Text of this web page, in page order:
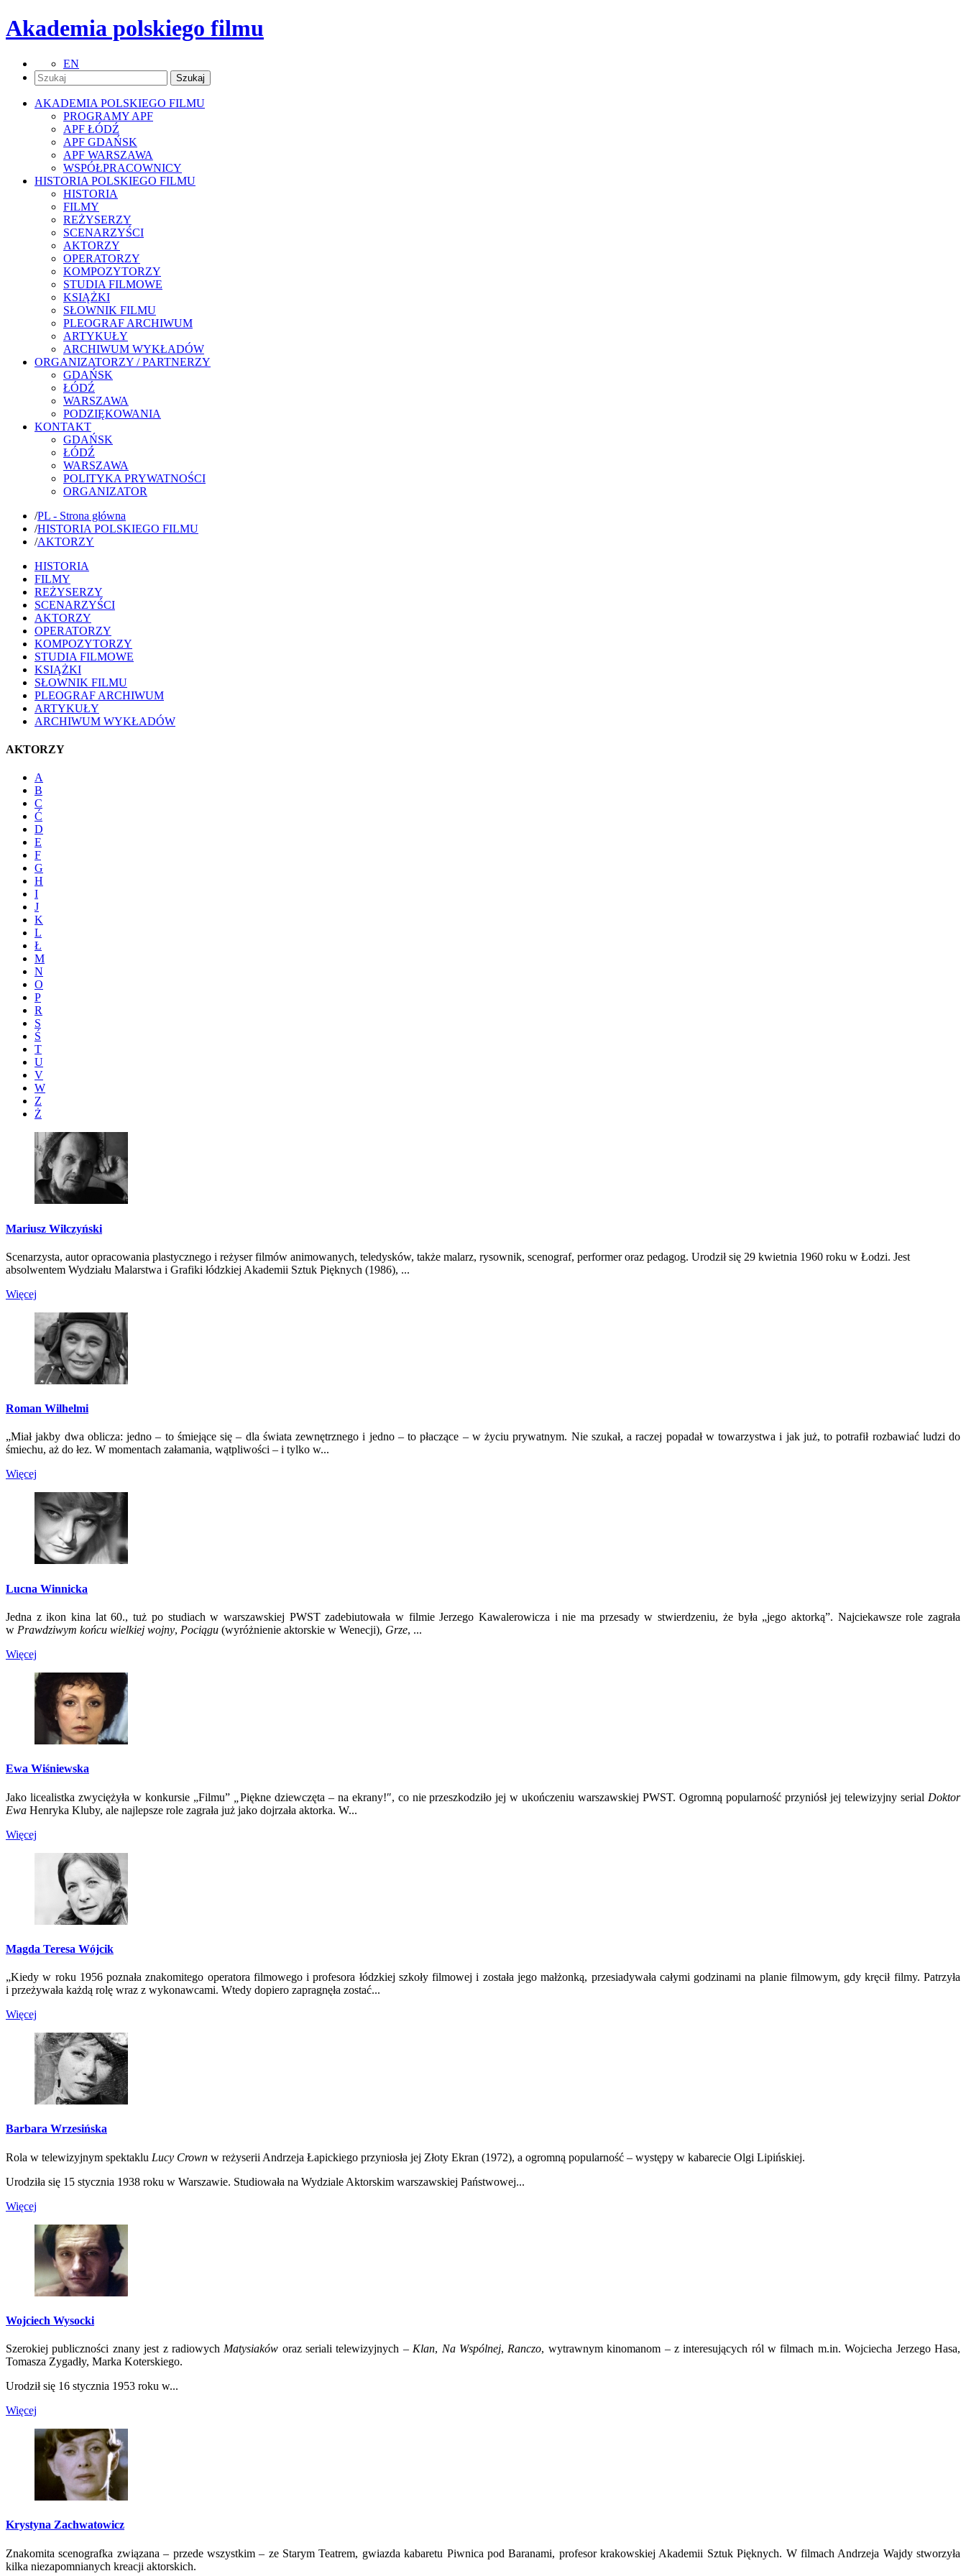
Akademia polskiego filmu
EN
AKADEMIA POLSKIEGO FILMU
PROGRAMY APF
APF ŁÓDŹ
APF GDAŃSK
APF WARSZAWA
WSPÓŁPRACOWNICY
HISTORIA POLSKIEGO FILMU
HISTORIA
FILMY
REŻYSERZY
SCENARZYŚCI
AKTORZY
OPERATORZY
KOMPOZYTORZY
STUDIA FILMOWE
KSIĄŻKI
SŁOWNIK FILMU
PLEOGRAF ARCHIWUM
ARTYKUŁY
ARCHIWUM WYKŁADÓW
ORGANIZATORZY / PARTNERZY
GDAŃSK
ŁÓDŹ
WARSZAWA
PODZIĘKOWANIA
KONTAKT
GDAŃSK
ŁÓDŹ
WARSZAWA
POLITYKA PRYWATNOŚCI
ORGANIZATOR
/PL - Strona główna
/HISTORIA POLSKIEGO FILMU
/AKTORZY
HISTORIA
FILMY
REŻYSERZY
SCENARZYŚCI
AKTORZY
OPERATORZY
KOMPOZYTORZY
STUDIA FILMOWE
KSIĄŻKI
SŁOWNIK FILMU
PLEOGRAF ARCHIWUM
ARTYKUŁY
ARCHIWUM WYKŁADÓW
AKTORZY
A
B
C
Ć
D
E
F
G
H
I
J
K
L
Ł
M
N
O
P
R
S
Ś
T
U
V
W
Z
Ż
Mariusz Wilczyński
Scenarzysta, autor opracowania plastycznego i reżyser filmów animowanych, teledysków, także malarz, rysownik, scenograf, performer oraz pedagog. Urodził się 29 kwietnia 1960 roku w Łodzi. Jest
absolwentem Wydziału Malarstwa i Grafiki łódzkiej Akademii Sztuk Pięknych (1986), ...
Więcej
Roman Wilhelmi
„Miał jakby dwa oblicza: jedno – to śmiejące się – dla świata zewnętrznego i jedno – to płaczące – w życiu prywatnym. Nie szukał, a raczej popadał w towarzystwa i jak już, to potrafił rozbawiać ludzi do
śmiechu, aż do łez. W momentach załamania, wątpliwości – i tylko w...
Więcej
Lucna Winnicka
Jedna z ikon kina lat 60., tuż po studiach w warszawskiej PWST zadebiutowała w filmie Jerzego Kawalerowicza i nie ma przesady w stwierdzeniu, że była „jego aktorką”. Najciekawsze role zagrała
w Prawdziwym końcu wielkiej wojny, Pociągu (wyróżnienie aktorskie w Wenecji), Grze, ...
Więcej
Ewa Wiśniewska
Jako licealistka zwyciężyła w konkursie „Filmu” Piękne dziewczęta – na ekrany!″, co nie przeszkodziło jej w ukończeniu warszawskiej PWST. Ogromną popularność przyniósł jej telewizyjny serial Doktor
Ewa Henryka Kluby, ale najlepsze role zagrała już jako dojrzała aktorka. W...
Więcej
Magda Teresa Wójcik
„Kiedy w roku 1956 poznała znakomitego operatora filmowego i profesora łódzkiej szkoły filmowej i została jego małżonką, przesiadywała całymi godzinami na planie filmowym, gdy kręcił filmy. Patrzyła
i przeżywała każdą rolę wraz z wykonawcami. Wtedy dopiero zapragnęła zostać...
Więcej
Barbara Wrzesińska
Rola w telewizyjnym spektaklu Lucy Crown w reżyserii Andrzeja Łapickiego przyniosła jej Złoty Ekran (1972), a ogromną popularność – występy w kabarecie Olgi Lipińskiej.
Urodziła się 15 stycznia 1938 roku w Warszawie. Studiowała na Wydziale Aktorskim warszawskiej Państwowej...
Więcej
Wojciech Wysocki
Szerokiej publiczności znany jest z radiowych Matysiaków oraz seriali telewizyjnych – Klan, Na Wspólnej, Ranczo, wytrawnym kinomanom – z interesujących ról w filmach m.in. Wojciecha Jerzego Hasa,
Tomasza Zygadły, Marka Koterskiego.
Urodził się 16 stycznia 1953 roku w...
Więcej
Krystyna Zachwatowicz
Znakomita scenografka związana – przede wszystkim – ze Starym Teatrem, gwiazda kabaretu Piwnica pod Baranami, profesor krakowskiej Akademii Sztuk Pięknych. W filmach Andrzeja Wajdy stworzyła
kilka niezapomnianych kreacji aktorskich.